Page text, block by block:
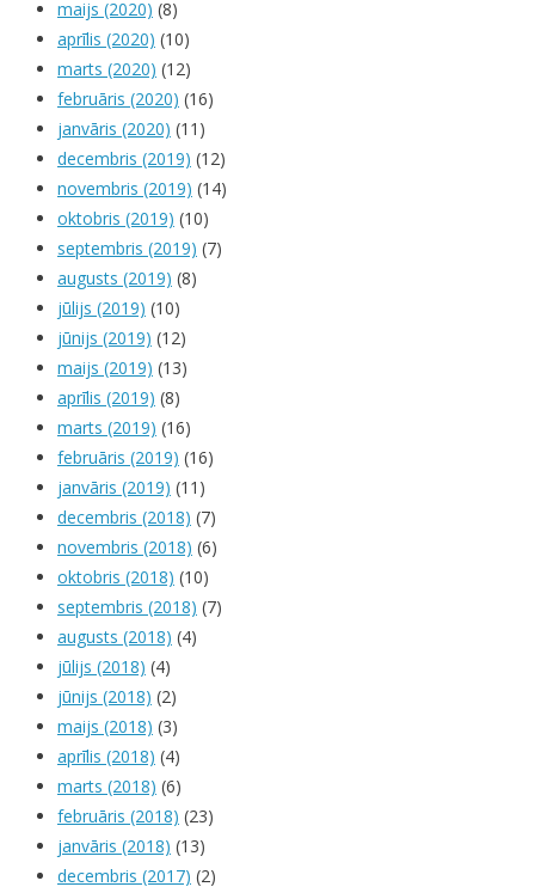
maijs (2020) (8)
aprīlis (2020) (10)
marts (2020) (12)
februāris (2020) (16)
janvāris (2020) (11)
decembris (2019) (12)
novembris (2019) (14)
oktobris (2019) (10)
septembris (2019) (7)
augusts (2019) (8)
jūlijs (2019) (10)
jūnijs (2019) (12)
maijs (2019) (13)
aprīlis (2019) (8)
marts (2019) (16)
februāris (2019) (16)
janvāris (2019) (11)
decembris (2018) (7)
novembris (2018) (6)
oktobris (2018) (10)
septembris (2018) (7)
augusts (2018) (4)
jūlijs (2018) (4)
jūnijs (2018) (2)
maijs (2018) (3)
aprīlis (2018) (4)
marts (2018) (6)
februāris (2018) (23)
janvāris (2018) (13)
decembris (2017) (2)